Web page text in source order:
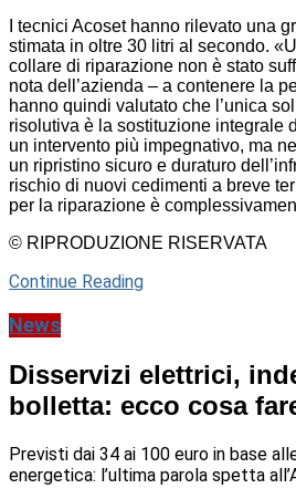
I tecnici Acoset hanno rilevato una
stimata in oltre 30 litri al secondo.
collare di riparazione non è stato
nota dell’azienda – a contenere la
hanno quindi valutato che l’unica
risolutiva è la sostituzione integrale
un intervento più impegnativo, ma
un ripristino sicuro e duraturo
rischio di nuovi cedimenti a breve
per la riparazione è
© RIPRODUZIONE RISERVATA
Continue Reading
News
Disservizi elettrici,
bolletta: ecco cosa
Previsti dai 34 ai 100 euro in base
energetica: l’ultima parola spetta